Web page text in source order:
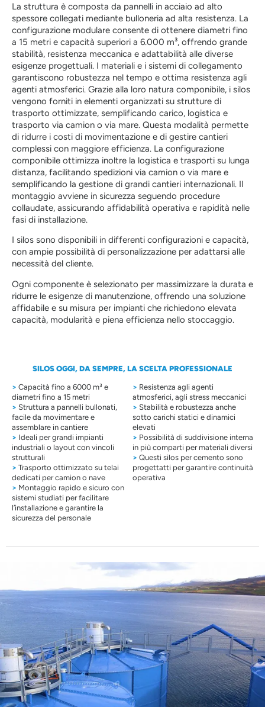
La struttura è composta da pannelli in acciaio ad alto
spessore collegati mediante bulloneria ad alta resistenza. La
configurazione modulare consente di ottenere diametri fino
a 15 metri e capacità superiori a 6.000 m³, offrendo grande
stabilità, resistenza meccanica e adattabilità alle diverse
esigenze progettuali. I materiali e i sistemi di collegamento
garantiscono robustezza nel tempo e ottima resistenza agli
agenti atmosferici. Grazie alla loro natura componibile, i silos
vengono forniti in elementi organizzati su strutture di
trasporto ottimizzate, semplificando carico, logistica e
trasporto via camion o via mare. Questa modalità permette
di ridurre i costi di movimentazione e di gestire cantieri
complessi con maggiore efficienza. La configurazione
componibile ottimizza inoltre la logistica e trasporti su lunga
distanza, facilitando spedizioni via camion o via mare e
semplificando la gestione di grandi cantieri internazionali. Il
montaggio avviene in sicurezza seguendo procedure
collaudate, assicurando affidabilità operativa e rapidità nelle
fasi di installazione.
I silos sono disponibili in differenti configurazioni e capacità,
con ampie possibilità di personalizzazione per adattarsi alle
necessità del cliente.
Ogni componente è selezionato per massimizzare la durata e
ridurre le esigenze di manutenzione, offrendo una soluzione
affidabile e su misura per impianti che richiedono elevata
capacità, modularità e piena efficienza nello stoccaggio.
SILOS OGGI, DA SEMPRE, LA SCELTA PROFESSIONALE
> Capacità fino a 6000 m³ e
diametri fino a 15 metri
> Struttura a pannelli bullonati,
facile da movimentare e
assemblare in cantiere
> Ideali per grandi impianti
industriali o layout con vincoli
strutturali
> Trasporto ottimizzato su telai
dedicati per camion o nave
> Montaggio rapido e sicuro con
sistemi studiati per facilitare
l’installazione e garantire la
sicurezza del personale
> Resistenza agli agenti
atmosferici, agli stress meccanici
> Stabilità e robustezza anche
sotto carichi statici e dinamici
elevati
> Possibilità di suddivisione interna
in più comparti per materiali diversi
> Questi silos per cemento sono
progettatti per garantire continuità
operativa